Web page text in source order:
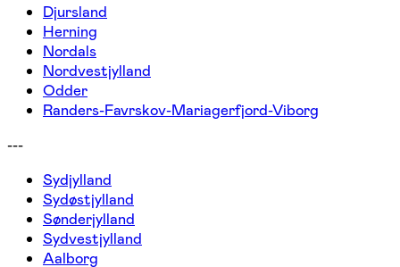
Djursland
Herning
Nordals
Nordvestjylland
Odder
Randers-Favrskov-Mariagerfjord-Viborg
---
Sydjylland
Sydøstjylland
Sønderjylland
Sydvestjylland
Aalborg